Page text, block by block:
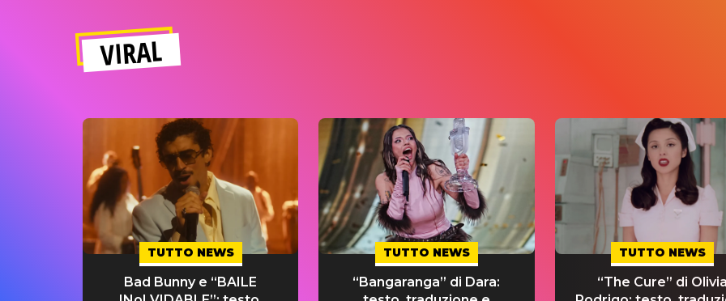
VIRAL
TUTTO NEWS
Bad Bunny e “BAILE
TUTTO NEWS
“Bangaranga” di Dara:
TUTTO NEWS
“The Cure” di Olivia